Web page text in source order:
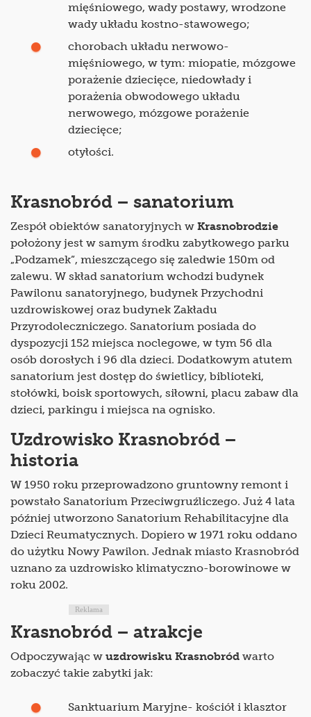
mięśniowego, wady postawy, wrodzone
wady układu kostno-stawowego;
chorobach układu nerwowo-
mięśniowego, w tym: miopatie, mózgowe
porażenie dziecięce, niedowłady i
porażenia obwodowego układu
nerwowego, mózgowe porażenie
dziecięce;
otyłości.
Krasnobród – sanatorium
Zespół obiektów sanatoryjnych w Krasnobrodzie
położony jest w samym środku zabytkowego parku
„Podzamek”, mieszczącego się zaledwie 150m od
zalewu. W skład sanatorium wchodzi budynek
Pawilonu sanatoryjnego, budynek Przychodni
uzdrowiskowej oraz budynek Zakładu
Przyrodoleczniczego. Sanatorium posiada do
dyspozycji 152 miejsca noclegowe, w tym 56 dla
osób dorosłych i 96 dla dzieci. Dodatkowym atutem
sanatorium jest dostęp do świetlicy, biblioteki,
stołówki, boisk sportowych, siłowni, placu zabaw dla
dzieci, parkingu i miejsca na ognisko.
Uzdrowisko Krasnobród –
historia
W 1950 roku przeprowadzono gruntowny remont i
powstało Sanatorium Przeciwgruźliczego. Już 4 lata
później utworzono Sanatorium Rehabilitacyjne dla
Dzieci Reumatycznych. Dopiero w 1971 roku oddano
do użytku Nowy Pawilon. Jednak miasto Krasnobród
uznano za uzdrowisko klimatyczno-borowinowe w
roku 2002.
Reklama
Krasnobród – atrakcje
Odpoczywając w uzdrowisku Krasnobród warto
zobaczyć takie zabytki jak:
Sanktuarium Maryjne- kościół i klasztor